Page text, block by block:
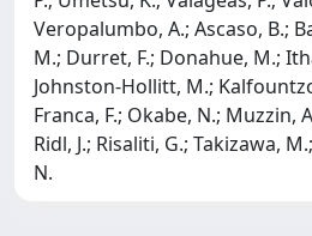
Veropalumbo, A.; Ascaso, B.;
M.; Durret, F.; Donahue, M.;
Johnston-Hollitt, M.;
Franca, F.; Okabe, N.; Muzzin,
Ridl, J.; Risaliti, G.; Takizawa,
N.